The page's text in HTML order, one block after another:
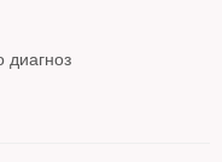
диагноз